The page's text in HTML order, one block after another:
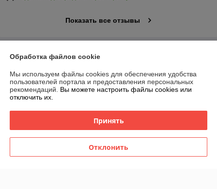
Показать все отзывы
О нас
Контакты
Доставка и оплата
Обработка файлов cookie
Мы используем файлы cookies для обеспечения удобства
пользователей портала и предоставления персональных
рекомендаций. Вы можете настроить файлы cookies или
отключить их.
Принять
Отклонить